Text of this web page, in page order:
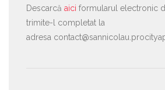
Descarcă aici formularul electronic
trimite-l completat la
adresa